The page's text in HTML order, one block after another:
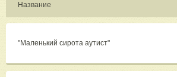
Название
"Маленький сирота аутист"